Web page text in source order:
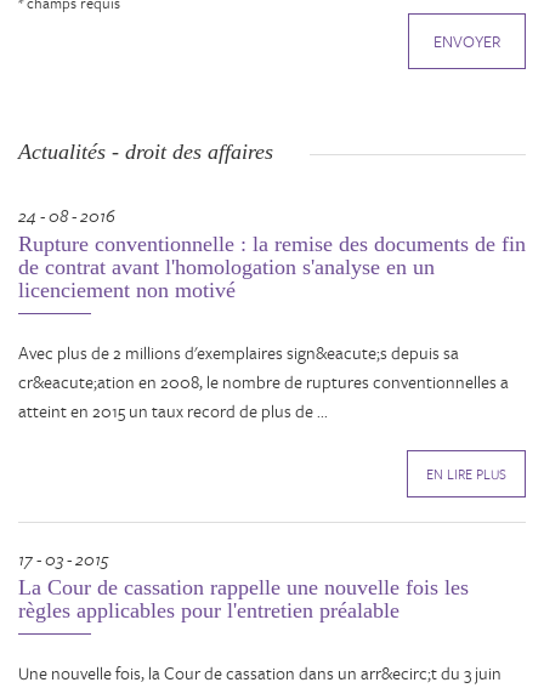
ENVOYER
Actualités - droit des affaires
24 - 08 - 2016
Rupture conventionnelle : la remise des documents de fin
de contrat avant l'homologation s'analyse en un
licenciement non motivé
Avec plus de 2 millions d'exemplaires sign&eacute;s depuis sa
cr&eacute;ation en 2008, le nombre de ruptures conventionnelles a
atteint en 2015 un taux record de plus de ...
EN LIRE PLUS
17 - 03 - 2015
La Cour de cassation rappelle une nouvelle fois les
règles applicables pour l'entretien préalable
Une nouvelle fois, la Cour de cassation dans un arr&ecirc;t du 3 juin